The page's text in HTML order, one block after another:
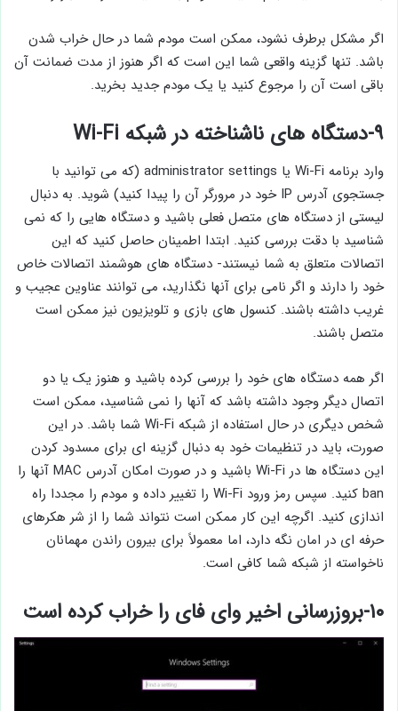
اگر مشکل برطرف نشود، ممکن است مودم شما در حال خراب شدن
باشد. تنها گزینه واقعی شما این است که اگر هنوز از مدت ضمانت آن
باقی است آن را مرجوع کنید یا یک مودم جدید بخرید.
۹-دستگاه های ناشناخته در شبکه Wi-Fi
وارد برنامه Wi-Fi یا administrator settings (که می توانید با
جستجوی آدرس IP خود در مرورگر آن را پیدا کنید) شوید. به دنبال
لیستی از دستگاه های متصل فعلی باشید و دستگاه هایی را که نمی
شناسید با دقت بررسی کنید. ابتدا اطمینان حاصل کنید که این
اتصالات متعلق به شما نیستند- دستگاه های هوشمند اتصالات خاص
خود را دارند و اگر نامی برای آنها نگذارید، می توانند عناوین عجیب و
غریب داشته باشند. کنسول های بازی و تلویزیون نیز ممکن است
متصل باشند.
اگر همه دستگاه های خود را بررسی کرده باشید و هنوز یک یا دو
اتصال دیگر وجود داشته باشد که آنها را نمی شناسید، ممکن است
شخص دیگری در حال استفاده از شبکه Wi-Fi شما باشد. در این
صورت، باید در تنظیمات خود به دنبال گزینه ای برای مسدود کردن
این دستگاه ها در Wi-Fi باشید و در صورت امکان آدرس MAC آنها را
ban کنید. سپس رمز ورود Wi-Fi را تغییر داده و مودم را مجددا راه
اندازی کنید. اگرچه این کار ممکن است نتواند شما را از شر هکرهای
حرفه ای در امان نگه دارد، اما معمولاً برای بیرون راندن مهمانان
ناخواسته از شبکه شما کافی است.
۱۰-بروزرسانی اخیر وای فای را خراب کرده است